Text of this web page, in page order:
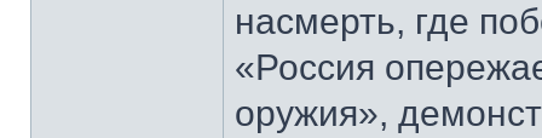
насмерть, где
«Россия
оружия»,